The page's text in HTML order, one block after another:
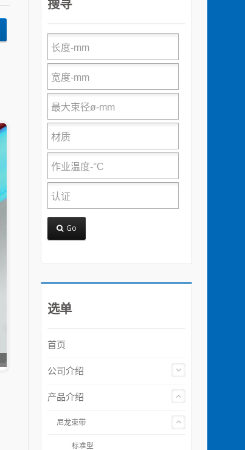
搜寻
Go
选单
首页
公司介绍
产品介绍
尼龙束带
标准型